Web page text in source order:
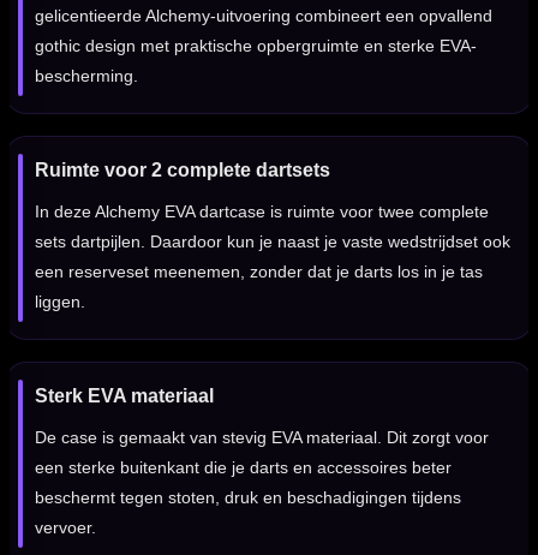
gelicentieerde Alchemy-uitvoering combineert een opvallend
gothic design met praktische opbergruimte en sterke EVA-
bescherming.
Ruimte voor 2 complete dartsets
In deze Alchemy EVA dartcase is ruimte voor twee complete
sets dartpijlen. Daardoor kun je naast je vaste wedstrijdset ook
een reserveset meenemen, zonder dat je darts los in je tas
liggen.
Sterk EVA materiaal
De case is gemaakt van stevig EVA materiaal. Dit zorgt voor
een sterke buitenkant die je darts en accessoires beter
beschermt tegen stoten, druk en beschadigingen tijdens
vervoer.